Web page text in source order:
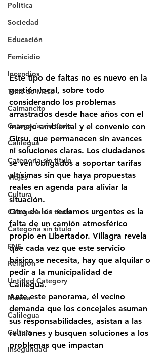
Politica
Sociedad
Educación
Femicidio
Incendios
Tenis de Mesa
Caimancito
Categoría sin título
Calilegua
Categoría sin título
Viajes
Cultura
Categoría sin título
Categoría sin título
FNE
Religión
Untitled Category
Música
Calilegua
Cultura
Inseguridad
Este tipo de faltas no es nuevo en la
gestión local, sobre todo
considerando los problemas
arrastrados desde hace años con el
manejo ambiental y el convenio con
Girsu, que permanecen sin avances
ni soluciones claras. Los ciudadanos
se ven obligados a soportar tarifas
altísimas sin que haya propuestas
reales en agenda para aliviar la
situación.
Otro de los reclamos urgentes es la
falta de un camión atmosférico
propio en Libertador. Villagra revela
que cada vez que este servicio
básico se necesita, hay que alquilar o
pedir a la municipalidad de
Calilegua.
Ante este panorama, él vecino
demanda que los concejales asuman
sus responsabilidades, asistan a las
reuniones y busquen soluciones a los
problemas que impactan